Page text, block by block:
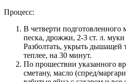
Процесс:
В четверти подготовленного
песка, дрожжи, 2-3 ст. л.
Разболтать, укрыть дышащей
теплее, на 30 минут.
По прошествии указанного
сметану, масло (спред/